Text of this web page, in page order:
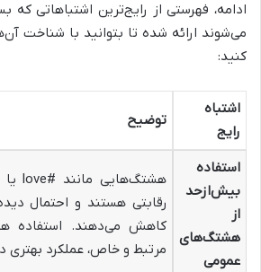
ادامه، فهرستی از رایج‌ترین اشتباهاتی که
می‌شوند ارائه شده تا بتوانید با شناخت
کنید:
اشتباه
رایج
توضیح
استفاده
بیش‌ازحد
از
هشتگ‌های
عمومی
رقابتی هستند و احتمال
کاهش می‌دهند. استفاده
مرتبط و خاص، عملکرد بهتری